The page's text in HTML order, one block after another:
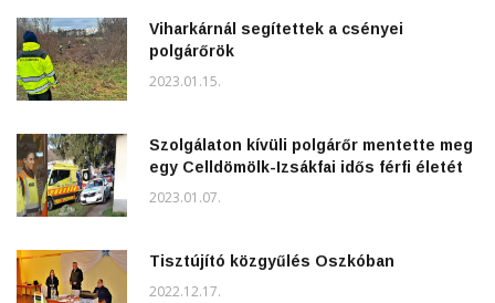
Viharkárnál segítettek a csényei
polgárőrök
2023.01.15.
Szolgálaton kívüli polgárőr mentette meg
egy Celldömölk-Izsákfai idős férfi életét
2023.01.07.
Tisztújító közgyűlés Oszkóban
2022.12.17.